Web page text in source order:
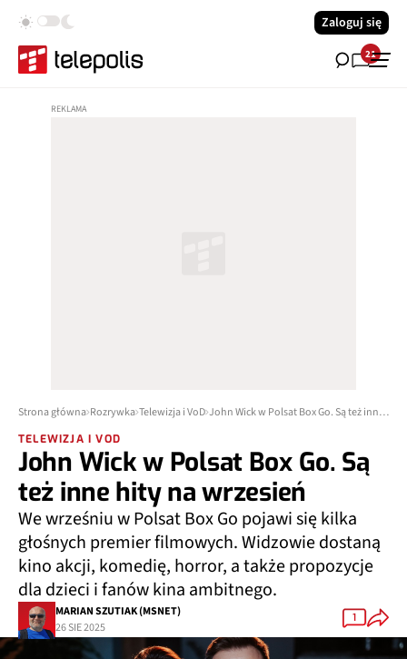
Zaloguj się
21
Strona główna Rozrywka Telewizja i VoD John Wick w Polsat Box Go. Są też inne hity na wrzesień
TELEWIZJA I VOD
John Wick w Polsat Box Go. Są
też inne hity na wrzesień
We wrześniu w Polsat Box Go pojawi się kilka
głośnych premier filmowych. Widzowie dostaną
kino akcji, komedię, horror, a także propozycje
dla dzieci i fanów kina ambitnego.
MARIAN SZUTIAK (MSNET)
26 SIE 2025
1